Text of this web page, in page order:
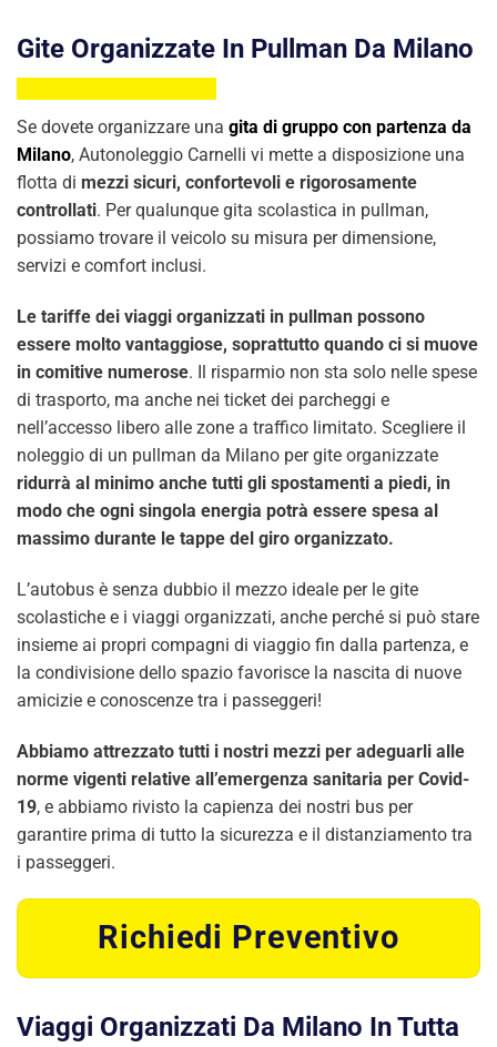
Gite Organizzate In Pullman Da Milano
Se dovete organizzare una gita di gruppo con partenza da
Milano, Autonoleggio Carnelli vi mette a disposizione una
flotta di mezzi sicuri, confortevoli e rigorosamente
controllati. Per qualunque gita scolastica in pullman,
possiamo trovare il veicolo su misura per dimensione,
servizi e comfort inclusi.
Le tariffe dei viaggi organizzati in pullman possono
essere molto vantaggiose, soprattutto quando ci si muove
in comitive numerose. Il risparmio non sta solo nelle spese
di trasporto, ma anche nei ticket dei parcheggi e
nell’accesso libero alle zone a traffico limitato. Scegliere il
noleggio di un pullman da Milano per gite organizzate
ridurrà al minimo anche tutti gli spostamenti a piedi, in
modo che ogni singola energia potrà essere spesa al
massimo durante le tappe del giro organizzato.
L’autobus è senza dubbio il mezzo ideale per le gite
scolastiche e i viaggi organizzati, anche perché si può stare
insieme ai propri compagni di viaggio fin dalla partenza, e
la condivisione dello spazio favorisce la nascita di nuove
amicizie e conoscenze tra i passeggeri!
Abbiamo attrezzato tutti i nostri mezzi per adeguarli alle
norme vigenti relative all’emergenza sanitaria per Covid-
19, e abbiamo rivisto la capienza dei nostri bus per
garantire prima di tutto la sicurezza e il distanziamento tra
i passeggeri.
Richiedi Preventivo
Viaggi Organizzati Da Milano In Tutta